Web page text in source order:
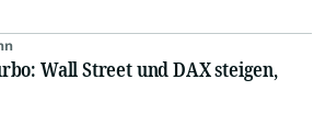
Wall Street und DAX steigen,